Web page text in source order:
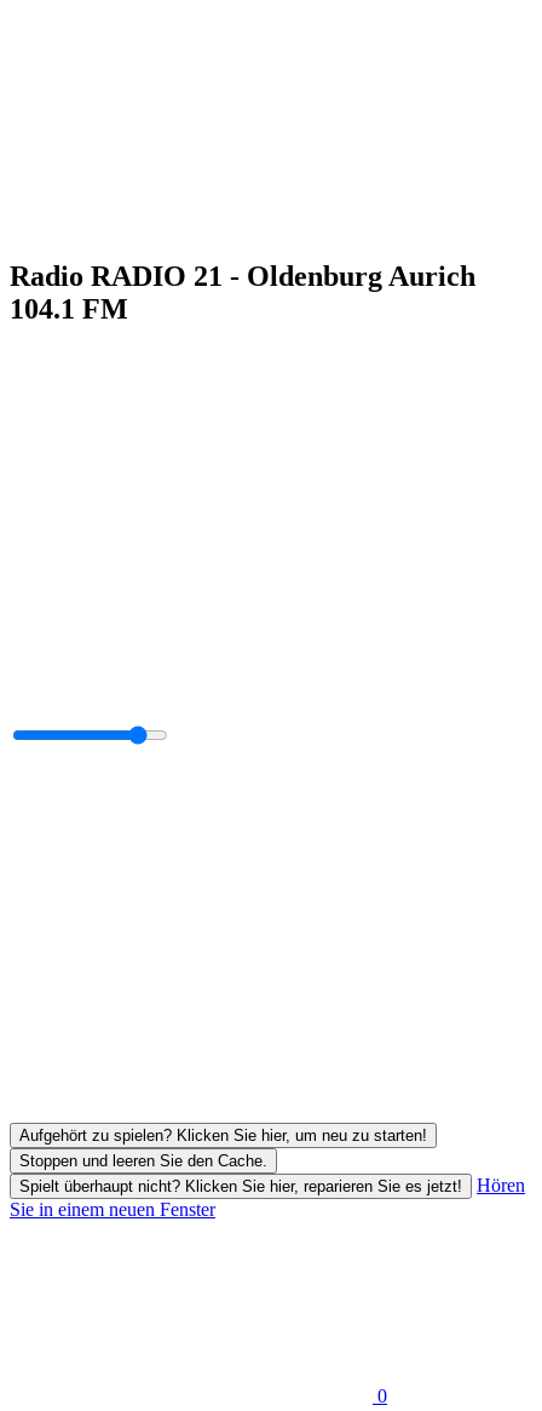
Radio RADIO 21 - Oldenburg Aurich
104.1 FM
Aufgehört zu spielen? Klicken Sie hier, um neu zu starten!
Stoppen und leeren Sie den Cache.
Spielt überhaupt nicht? Klicken Sie hier, reparieren Sie es jetzt!
Hören
Sie in einem neuen Fenster
0